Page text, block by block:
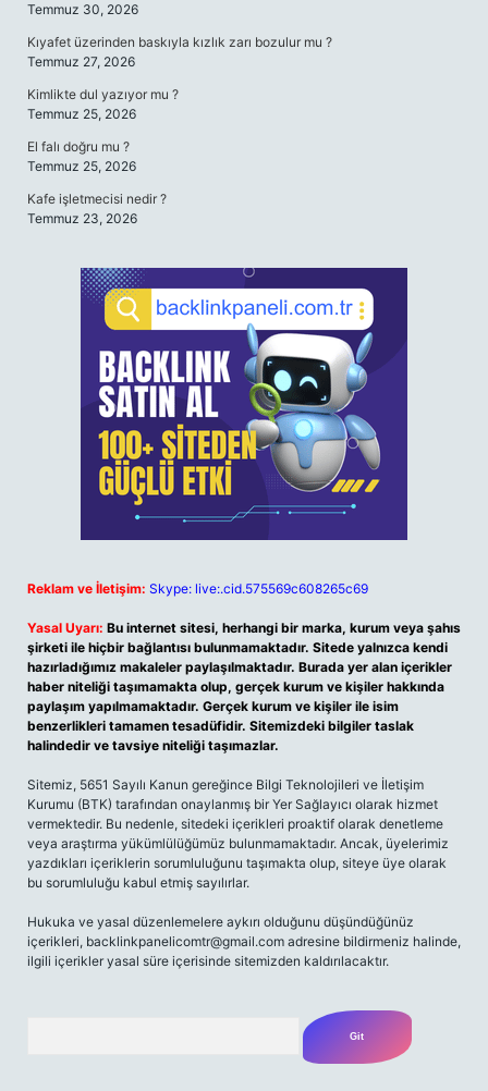
Temmuz 30, 2026
Kıyafet üzerinden baskıyla kızlık zarı bozulur mu ?
Temmuz 27, 2026
Kimlikte dul yazıyor mu ?
Temmuz 25, 2026
El falı doğru mu ?
Temmuz 25, 2026
Kafe işletmecisi nedir ?
Temmuz 23, 2026
Reklam ve İletişim: Skype: live:.cid.575569c608265c69
Yasal Uyarı: Bu internet sitesi, herhangi bir marka, kurum veya şahıs
şirketi ile hiçbir bağlantısı bulunmamaktadır. Sitede yalnızca kendi
hazırladığımız makaleler paylaşılmaktadır. Burada yer alan içerikler
haber niteliği taşımamakta olup, gerçek kurum ve kişiler hakkında
paylaşım yapılmamaktadır. Gerçek kurum ve kişiler ile isim
benzerlikleri tamamen tesadüfidir. Sitemizdeki bilgiler taslak
halindedir ve tavsiye niteliği taşımazlar.
Sitemiz, 5651 Sayılı Kanun gereğince Bilgi Teknolojileri ve İletişim
Kurumu (BTK) tarafından onaylanmış bir Yer Sağlayıcı olarak hizmet
vermektedir. Bu nedenle, sitedeki içerikleri proaktif olarak denetleme
veya araştırma yükümlülüğümüz bulunmamaktadır. Ancak, üyelerimiz
yazdıkları içeriklerin sorumluluğunu taşımakta olup, siteye üye olarak
bu sorumluluğu kabul etmiş sayılırlar.
Hukuka ve yasal düzenlemelere aykırı olduğunu düşündüğünüz
içerikleri, backlinkpanelicomtr@gmail.com adresine bildirmeniz halinde,
ilgili içerikler yasal süre içerisinde sitemizden kaldırılacaktır.